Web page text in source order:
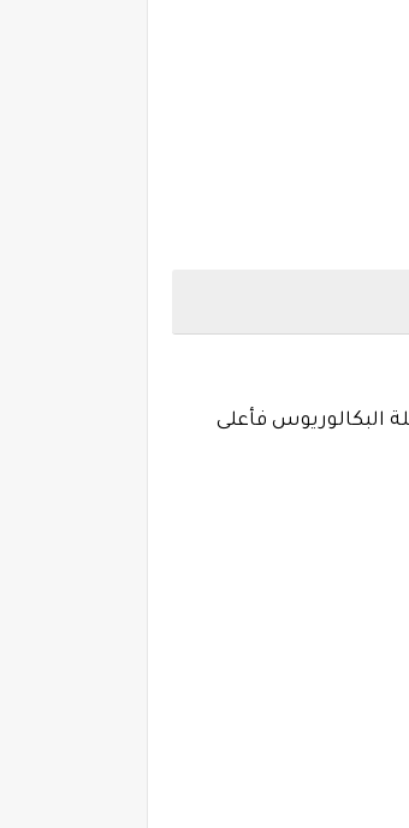
البكالوريوس فأعلى